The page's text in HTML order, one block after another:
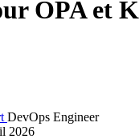
OPA et
DevOps Engineer
2026